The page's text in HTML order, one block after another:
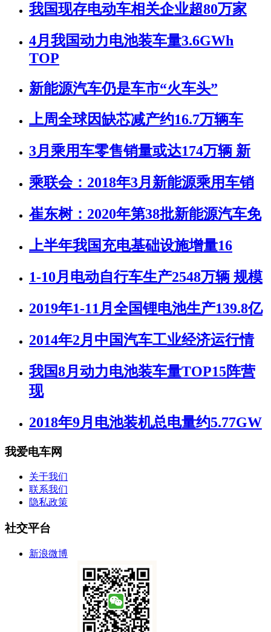
我国现存电动车相关企业超80万家
4月我国动力电池装车量3.6GWh
TOP
新能源汽车仍是车市“火车头”
上周全球因缺芯减产约16.7万辆车
3月乘用车零售销量或达174万辆 新
乘联会：2018年3月新能源乘用车销
崔东树：2020年第38批新能源汽车免
上半年我国充电基础设施增量16
1-10月电动自行车生产2548万辆 规模
2019年1-11月全国锂电池生产139.8亿
2014年2月中国汽车工业经济运行情
我国8月动力电池装车量TOP15阵营
现
2018年9月电池装机总电量约5.77GW
我爱电车网
关于我们
联系我们
隐私政策
社交平台
新浪微博